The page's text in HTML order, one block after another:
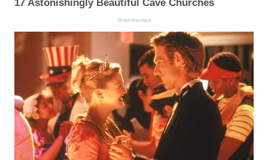
17 Astonishingly Beautiful Cave Churches
Brainberries